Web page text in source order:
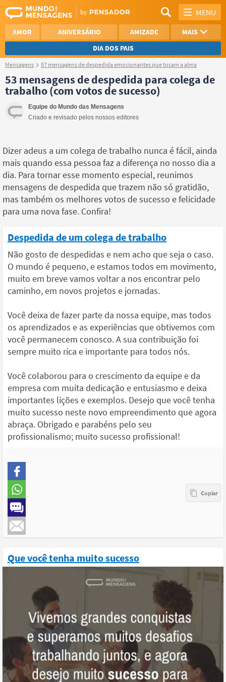
MENU
AMOR ANIVERSÁRIO AMIZADE
MAIS
DIA DOS PAIS
AGRADECIMENTO
SAUDADE
OTIMISMO
NAMORO
Mensagens 57 mensagens de despedida emocionantes que tocam a alma
53 mensagens de despedida para colega de
trabalho (com votos de sucesso)
Equipe do Mundo das Mensagens
Criado e revisado pelos nossos editores
Dizer adeus a um colega de trabalho nunca é fácil, ainda
mais quando essa pessoa faz a diferença no nosso dia a
dia. Para tornar esse momento especial, reunimos
mensagens de despedida que trazem não só gratidão,
mas também os melhores votos de sucesso e felicidade
para uma nova fase. Confira!
Despedida de um colega de trabalho
Não gosto de despedidas e nem acho que seja o caso.
O mundo é pequeno, e estamos todos em movimento,
muito em breve vamos voltar a nos encontrar pelo
caminho, em novos projetos e jornadas.
Você deixa de fazer parte da nossa equipe, mas todos
os aprendizados e as experiências que obtivemos com
você permanecem conosco. A sua contribuição foi
sempre muito rica e importante para todos nós.
Você colaborou para o crescimento da equipe e da
empresa com muita dedicação e entusiasmo e deixa
importantes lições e exemplos. Desejo que você tenha
muito sucesso neste novo empreendimento que agora
abraça. Obrigado e parabéns pelo seu
profissionalismo; muito sucesso profissional!
Que você tenha muito sucesso